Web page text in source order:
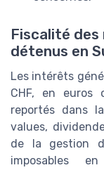
Fiscalité des
détenus en
Les intérêts
CHF, en euros
reportés dans
values,
de la gestion
imposables